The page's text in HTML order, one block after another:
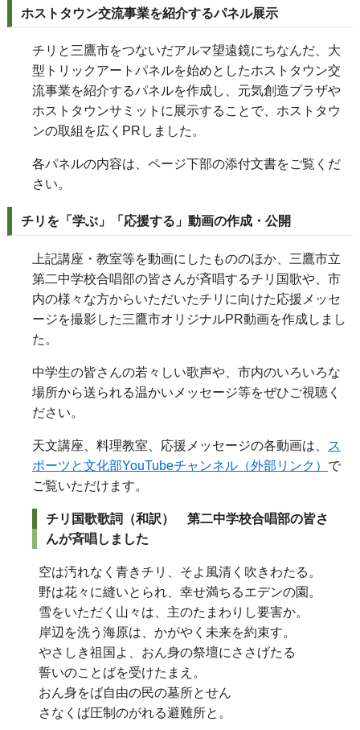
ホストタウン交流事業を紹介するパネル展示
チリと三鷹市をつないだアルマ望遠鏡にちなんだ、大
型トリックアートパネルを始めとしたホストタウン交
流事業を紹介するパネルを作成し、元気創造プラザや
ホストタウンサミットに展示することで、ホストタウ
ンの取組を広くPRしました。
各パネルの内容は、ページ下部の添付文書をご覧くだ
さい。
チリを「学ぶ」「応援する」動画の作成・公開
上記講座・教室等を動画にしたもののほか、三鷹市立
第二中学校合唱部の皆さんが斉唱するチリ国歌や、市
内の様々な方からいただいたチリに向けた応援メッセ
ージを撮影した三鷹市オリジナルPR動画を作成しまし
た。
中学生の皆さんの若々しい歌声や、市内のいろいろな
場所から送られる温かいメッセージ等をぜひご視聴く
ださい。
天文講座、料理教室、応援メッセージの各動画は、
ス
ポーツと文化部YouTubeチャンネル（外部リンク） で
ご覧いただけます。
チリ国歌歌詞（和訳） 第二中学校合唱部の皆さ
んが斉唱しました
空は汚れなく青きチリ、そよ風清く吹きわたる。
野は花々に縫いとられ、幸せ満ちるエデンの園。
雪をいただく山々は、主のたまわりし要害か。
岸辺を洗う海原は、かがやく未来を約束す。
やさしき祖国よ、おん身の祭壇にささげたる
誓いのことばを受けたまえ。
おん身をば自由の民の墓所とせん
さなくば圧制のがれる避難所と。